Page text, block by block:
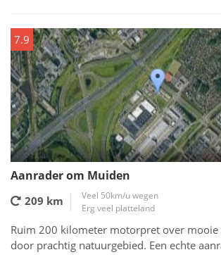
7.9
Aanrader om Muiden
209 km
Veel 50km/u wegen
Erg veel platteland
Ruim 200 kilometer motorpret over mooie
door prachtig natuurgebied. Een echte